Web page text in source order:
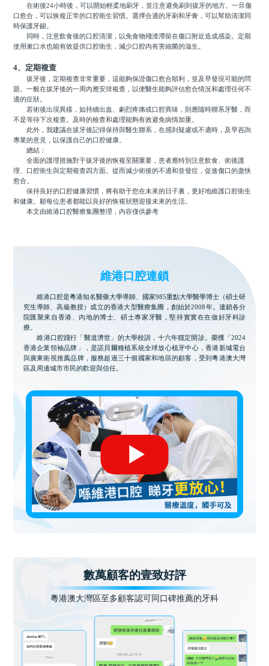
在術後24小時後，可以開始輕柔地刷牙，並注意避免刷到拔牙的地方。一旦傷
口愈合，可以恢複正常的口腔衛生習慣。選擇合適的牙刷和牙膏，可以幫助清潔同
時保護牙龈。
同時，注意飲食後的口腔清潔，以免食物殘渣滯留在傷口附近造成感染。定期
使用漱口水也能有效提供口腔衛生，減少口腔內有害細菌的滋生。
4、定期複查
拔牙後，定期複查非常重要，這能夠保證傷口愈合順利，並及早發現可能的問
題。一般在拔牙後的一周內應安排複查，以便醫生能夠評估愈合情況和處理任何不
適的症狀。
若術後出現異樣，如持續出血、劇烈疼痛或口腔異味，則應隨時聯系牙醫，而
不是等待下次複查。及時的檢查和處理能夠有效避免病情加重。
此外，我建議在拔牙後記得保持與醫生聯系，在感到疑慮或不適時，及早咨詢
專業的意見，以保護自己的口腔健康。
總結：
全面的護理措施對于拔牙後的恢複至關重要，患者應特別注意飲食、術後護
理、口腔衛生與定期複查四方面。從而減少術後的不適和並發症，促進傷口的盡快
愈合。
保持良好的口腔健康習慣，將有助于您在未來的日子裏，更好地維護口腔衛生
和健康。願每位患者都能以良好的恢複狀態迎接未來的生活。
本文由維港口腔醫療集團整理，內容僅供參考
維港口腔連鎖
維港口腔是粵港知名醫藥大學導師、國家985重點大學醫學博士（碩士研
究生導師、高級教授）成立的香港大型醫療集團，創始於2008年。連鎖各分
院匯聚來自香港、內地的博士、碩士專家牙醫，堅持實實在在做好牙科診
療。
維港口腔踐行「醫道濟世」的大學校訓，十六年穩定開診。榮獲「2024
香港企業領袖品牌」，是諾貝爾種植系統全球放心植牙中心，香港新城電台
與廣東衛視推薦品牌，服務超過三十個國家和地區的顧客，受到粵港澳大灣
區及周邊城市市民的歡迎與信任。
數萬顧客的壹致好評
粵港澳大灣區至多顧客認可同口碑推薦的牙科